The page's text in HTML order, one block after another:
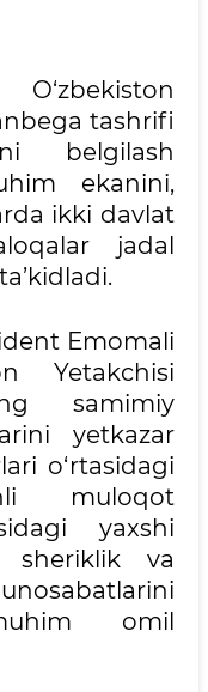
tashrifi
belgilash
ekanini,
ikki davlat
jadal
Emomali
Yetakchisi
samimiy
yetkazar
o‘rtasidagi
muloqot
yaxshi
sheriklik va
omil